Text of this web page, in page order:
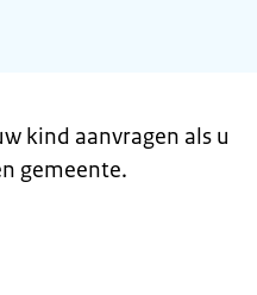
kind aanvragen als u
gemeente.